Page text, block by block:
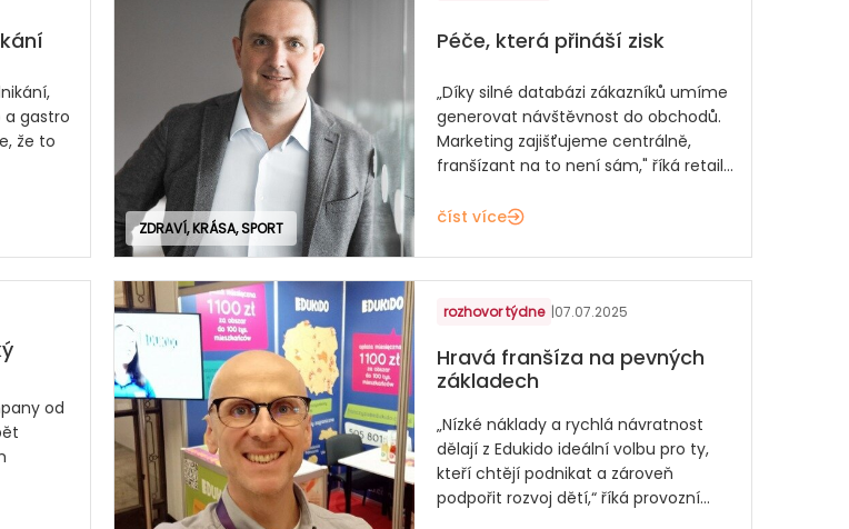
gastro
že to
ZDRAVÍ, KRÁSA, SPORT
Péče, která přináší zisk
„Díky silné databázi zákazníků umíme
generovat návštěvnost do obchodů.
Marketing zajišťujeme centrálně,
franšízant na to není sám," říká retail...
číst více
od
rozhovor týdne |07.07.2025
Hravá franšíza na pevných
základech
„Nízké náklady a rychlá návratnost
dělají z Edukido ideální volbu pro ty,
kteří chtějí podnikat a zároveň
podpořit rozvoj dětí,“ říká provozní...